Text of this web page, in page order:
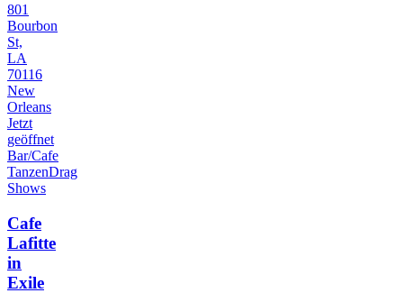
801
Bourbon
St,
LA
70116
New
Orleans
Jetzt
geöffnet
Bar/Cafe
TanzenDrag
Shows
Cafe
Lafitte
in
Exile